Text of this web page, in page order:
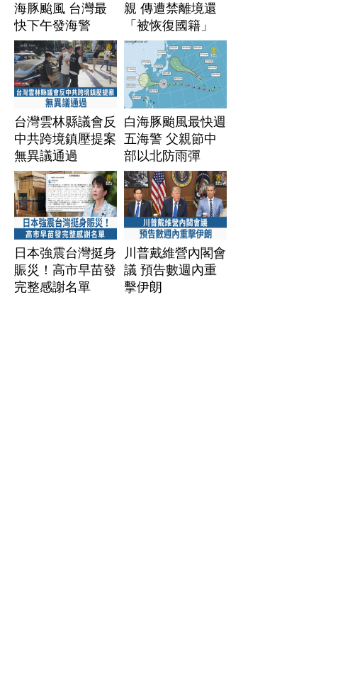
海豚颱風 台灣最
快下午發海警
親 傳遭禁離境還
「被恢復國籍」
台灣雲林縣議會反
中共跨境鎮壓提案
無異議通過
白海豚颱風最快週
五海警 父親節中
部以北防雨彈
日本強震台灣挺身
賑災！高市早苗發
完整感謝名單
川普戴維營內閣會
議 預告數週內重
擊伊朗